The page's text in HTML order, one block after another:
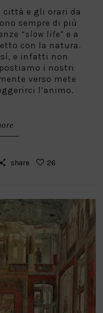
città e gli orari da
sempre di più
“slow life” e a
con la natura.
e infatti non
i nostri
verso mete
l’animo.
share 26